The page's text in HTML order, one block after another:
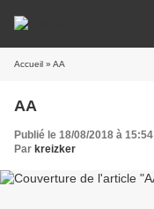
Accueil » AA
AA
Publié le 18/08/2018 à 15:54
Par kreizker